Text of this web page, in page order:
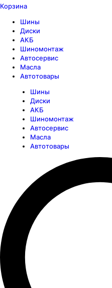
Корзина
Шины
Диски
АКБ
Шиномонтаж
Автосервис
Масла
Автотовары
Шины
Диски
АКБ
Шиномонтаж
Автосервис
Масла
Автотовары